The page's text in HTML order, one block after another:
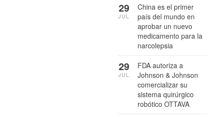
China es el primer
país del mundo en
aprobar un nuevo
medicamento para la
narcolepsia
29
JUL
FDA autoriza a
Johnson & Johnson
comercializar su
sistema quirúrgico
robótico OTTAVA
29
JUL